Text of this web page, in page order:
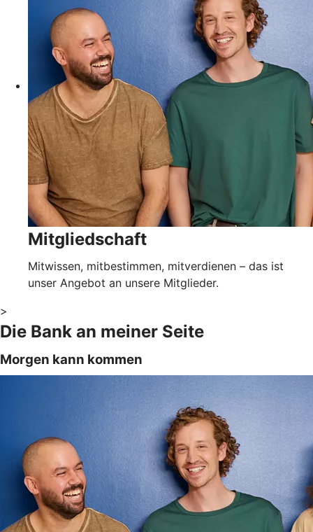
Mitgliedschaft
Mitwissen, mitbestimmen, mitverdienen – das ist
unser Angebot an unsere Mitglieder.
>
Die Bank an meiner Seite
Morgen kann kommen